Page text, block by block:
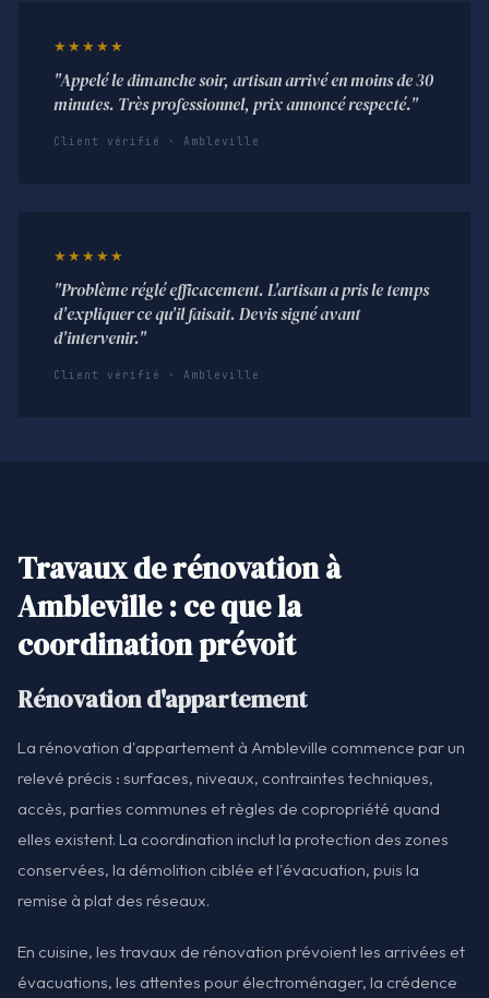
★★★★★
"Appelé le dimanche soir, artisan arrivé en moins de 30
minutes. Très professionnel, prix annoncé respecté."
Client vérifié · Ambleville
★★★★★
"Problème réglé efficacement. L'artisan a pris le temps
d'expliquer ce qu'il faisait. Devis signé avant
d'intervenir."
Client vérifié · Ambleville
Travaux de rénovation à
Ambleville : ce que la
coordination prévoit
Rénovation d'appartement
La rénovation d'appartement à Ambleville commence par un
relevé précis : surfaces, niveaux, contraintes techniques,
accès, parties communes et règles de copropriété quand
elles existent. La coordination inclut la protection des zones
conservées, la démolition ciblée et l'évacuation, puis la
remise à plat des réseaux.
En cuisine, les travaux de rénovation prévoient les arrivées et
évacuations, les attentes pour électroménager, la crédence